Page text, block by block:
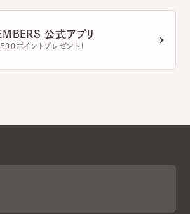
公式アプリ
ポイントプレゼント！